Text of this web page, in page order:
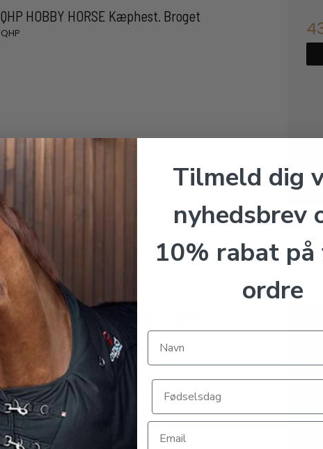
QHP HOBBY HORSE Kæphest. Broget
QHP
QHP HOBBY HORSE Kæphest. Lysebrun
Tilmeld dig
nyhedsbrev
10% rabat
ordre